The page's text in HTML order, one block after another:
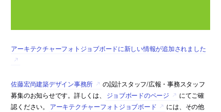
アーキテクチャーフォトジョブボードに新しい情報が追加されました
佐藤宏尚建築デザイン事務所
の設計スタッフ/広報・事務スタッフ
募集のお知らせです。詳しくは、
ジョブボードのページ
にてご確
認ください。
アーキテクチャーフォトジョブボード
には、その他